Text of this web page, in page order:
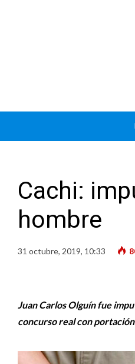
Cachi:
hombre
31 octubre, 2019, 10:33
Juan Carlos Olguín fue
concurso real con